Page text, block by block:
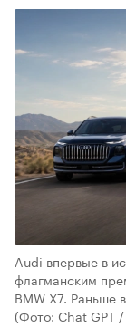
Audi впервые в
флагманским
BMW X7. Раньше
(Фото: Chat GPT